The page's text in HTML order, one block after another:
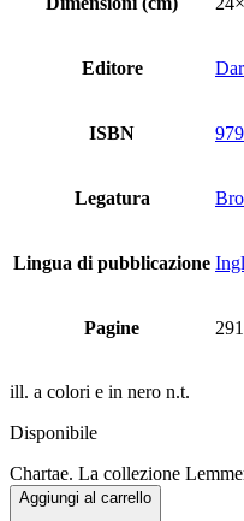
Editore
ISBN
Legatura
Lingua di pubblicazione
Pagine 291
ill. a colori e in nero n.t.
Disponibile
Chartae. La collezione
Aggiungi al carrello